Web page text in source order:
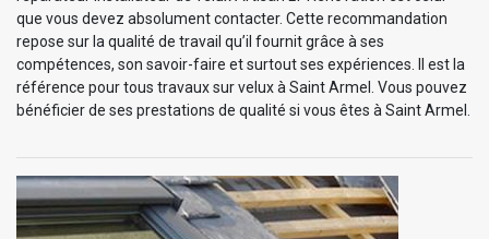
que vous devez absolument contacter. Cette recommandation
repose sur la qualité de travail qu’il fournit grâce à ses
compétences, son savoir-faire et surtout ses expériences. Il est la
référence pour tous travaux sur velux à Saint Armel. Vous pouvez
bénéficier de ses prestations de qualité si vous êtes à Saint Armel.